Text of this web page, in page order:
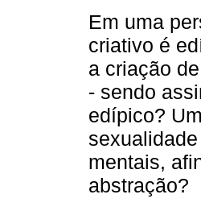
Em uma
criativo é
a criação
- sendo
edípico?
mentais,
abstração?